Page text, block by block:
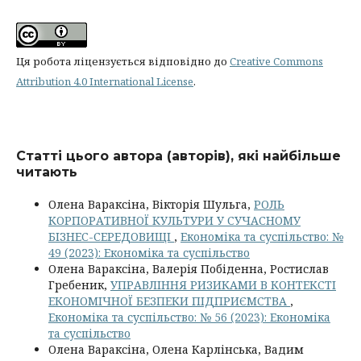
Ця робота ліцензується відповідно до Creative Commons
Attribution 4.0 International License.
Статті цього автора (авторів), які найбільше
читають
Олена Вараксіна, Вікторія Шульга, РОЛЬ
КОРПОРАТИВНОЇ КУЛЬТУРИ У СУЧАСНОМУ
БІЗНЕС-СЕРЕДОВИЩІ , Економіка та суспільство: №
49 (2023): Економіка та суспільство
Олена Вараксіна, Валерія Побіденна, Ростислав
Гребеник, УПРАВЛІННЯ РИЗИКАМИ В КОНТЕКСТІ
ЕКОНОМІЧНОЇ БЕЗПЕКИ ПІДПРИЄМСТВА ,
Економіка та суспільство: № 56 (2023): Економіка
та суспільство
Олена Вараксіна, Олена Карлінська, Вадим